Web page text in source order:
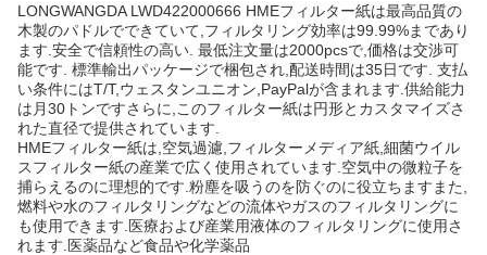
LONGWANGDA LWD422000666 HMEフィルター紙は最高品質の
木製のパドルでできていて,フィルタリング効率は99.99%まであり
ます.安全で信頼性の高い. 最低注文量は2000pcsで,価格は交渉可
能です. 標準輸出パッケージで梱包され,配送時間は35日です. 支払
い条件にはT/T,ウェスタンユニオン,PayPalが含まれます.供給能力
は月30トンですさらに,このフィルター紙は円形とカスタマイズさ
れた直径で提供されています.
HMEフィルター紙は,空気過濾,フィルターメディア紙,細菌ウイル
スフィルター紙の産業で広く使用されています.空気中の微粒子を
捕らえるのに理想的です.粉塵を吸うのを防ぐのに役立ちますまた,
燃料や水のフィルタリングなどの流体やガスのフィルタリングに
も使用できます.医療および産業用液体のフィルタリングに使用さ
れます.医薬品など食品や化学薬品